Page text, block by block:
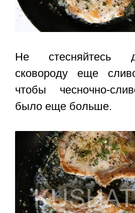
Не стесняйтесь
сковороду еще
чтобы чесночно-
было еще больше.